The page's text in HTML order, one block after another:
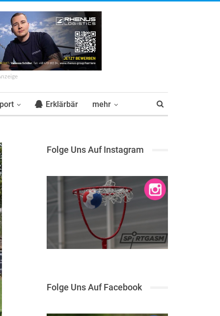
Erklärbär mehr
Folge Uns Auf Instagram
Folge Uns Auf Facebook